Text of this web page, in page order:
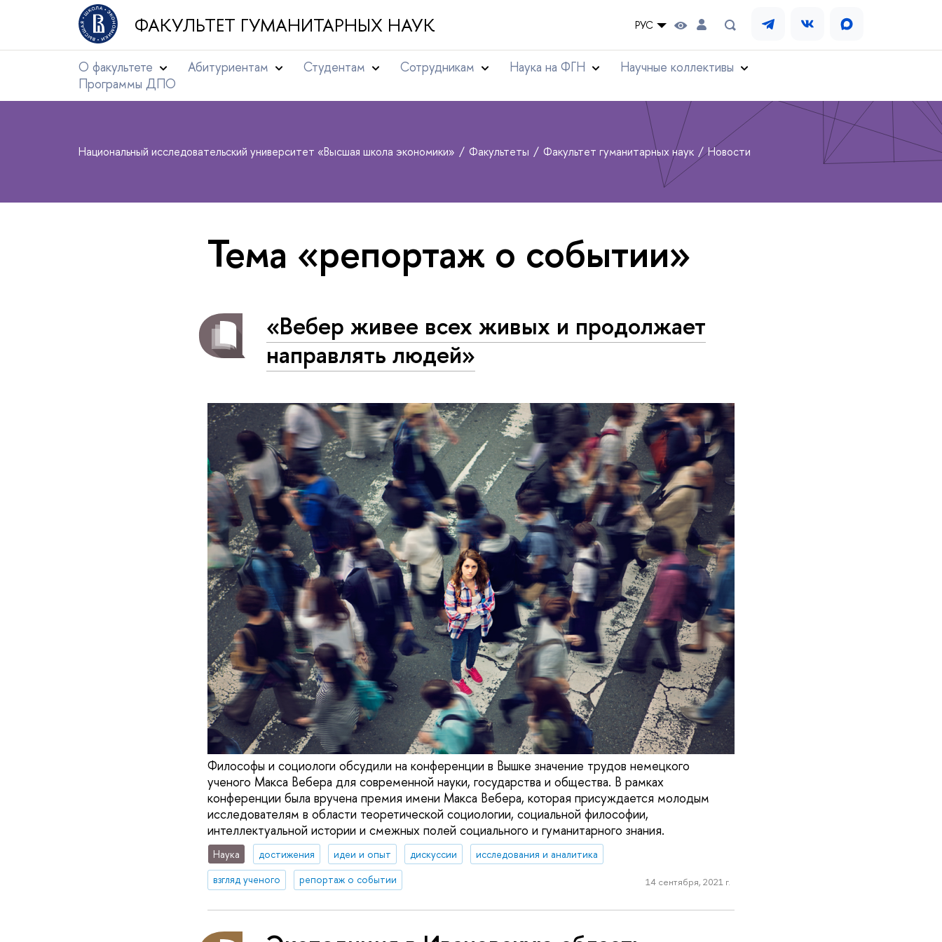
ФАКУЛЬТЕТ ГУМАНИТАРНЫХ НАУК РУС
О факультете Абитуриентам Студентам Сотрудникам Наука на ФГН
Научные коллективы
Программы ДПО
Национальный исследовательский университет «Высшая школа экономики» Факультеты Факультет гуманитарных наук Новости
Тема «репортаж о событии»
«Вебер живее всех живых и продолжает
направлять людей»
Философы и социологи обсудили на конференции в Вышке значение трудов немецкого
ученого Макса Вебера для современной науки, государства и общества. В рамках
конференции была вручена премия имени Макса Вебера, которая присуждается молодым
исследователям в области теоретической социологии, социальной философии,
интеллектуальной истории и смежных полей социального и гуманитарного знания.
Наука достижения идеи и опыт дискуссии
исследования и аналитика
взгляд ученого
репортаж о событии 14 сентября, 2021 г.